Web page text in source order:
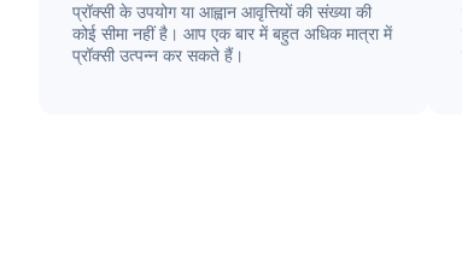
प्रॉक्सी के उपयोग या आह्वान आवृत्तियों की संख्या की
कोई सीमा नहीं है। आप एक बार में बहुत अधिक मात्रा में
प्रॉक्सी उत्पन्न कर सकते हैं।